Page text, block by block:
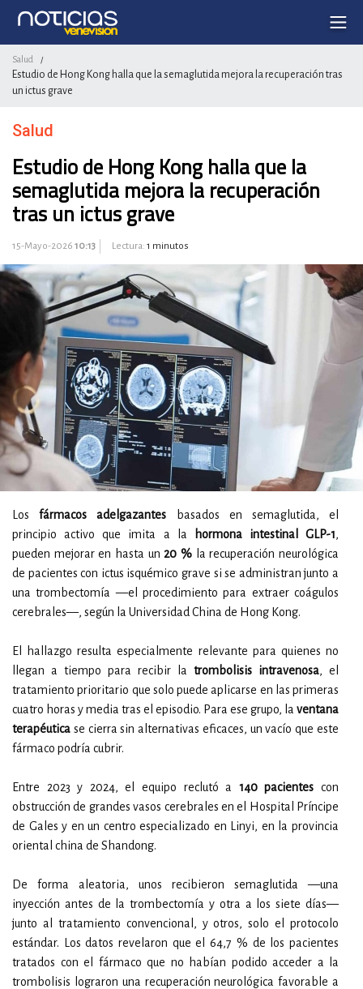
Salud /
Estudio de Hong Kong halla que la semaglutida mejora la recuperación tras
un ictus grave
Salud
Estudio de Hong Kong halla que la
semaglutida mejora la recuperación
tras un ictus grave
15-Mayo-2026 10:13 Lectura: 1 minutos
Losfármacos adelgazantes basados en semaglutida, el
principio activo que imita a la
hormona intestinal GLP-1,
pueden mejorar en hasta un 20 % la recuperación neurológica
de pacientes con ictus isquémico grave si se administran junto a
una trombectomía —el procedimiento para extraer coágulos
cerebrales—, según la Universidad China de Hong Kong.
El hallazgo resulta especialmente relevante para quienes no
llegan a tiempo para recibir la trombolisis intravenosa, el
tratamiento prioritario que solo puede aplicarse en las primeras
cuatro horas y media tras el episodio. Para ese grupo, la ventana
terapéutica se cierra sin alternativas eficaces, un vacío que este
fármaco podría cubrir.
Entre 2023 y 2024, el equipo reclutó a 140 pacientes con
obstrucción de grandes vasos cerebrales en el Hospital Príncipe
de Gales y en un centro especializado en Linyi, en la provincia
oriental china de Shandong.
De forma aleatoria, unos recibieron semaglutida —una
inyección antes de la trombectomía y otra a los siete días—
junto al tratamiento convencional, y otros, solo el protocolo
estándar. Los datos revelaron que el 64,7 % de los pacientes
tratados con el fármaco que no habían podido acceder a la
trombolisis lograron una recuperación neurológica favorable a